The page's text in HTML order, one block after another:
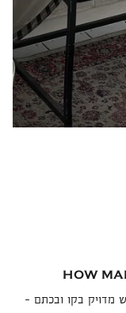
HOW
מדויק בקו ובכתם -